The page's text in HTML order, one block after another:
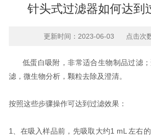
针头式过滤器如何达到
更新时间：2023-06-03 点击次
低蛋白吸附，非常适合生物制品过滤
滤，微生物分析，颗粒去除及澄清。
按照这些步骤操作可达到过滤效果：
1、在吸入样品前，先吸取大约1 mL 左右的